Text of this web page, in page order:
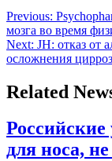
Previous:
мозга во время
Next: JH: отказ от
осложнения
Related
для носа,